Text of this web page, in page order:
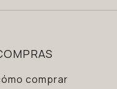
comprar